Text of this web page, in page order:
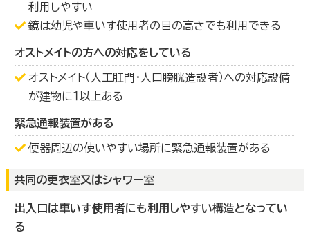
利用しやすい
鏡は幼児や車いす使用者の目の高さでも利用できる
オストメイトの方への対応をしている
オストメイト（人工肛門・人口膀胱造設者）への対応設備
が建物に１以上ある
緊急通報装置がある
便器周辺の使いやすい場所に緊急通報装置がある
共同の更衣室又はシャワー室
出入口は車いす使用者にも利用しやすい構造となってい
る